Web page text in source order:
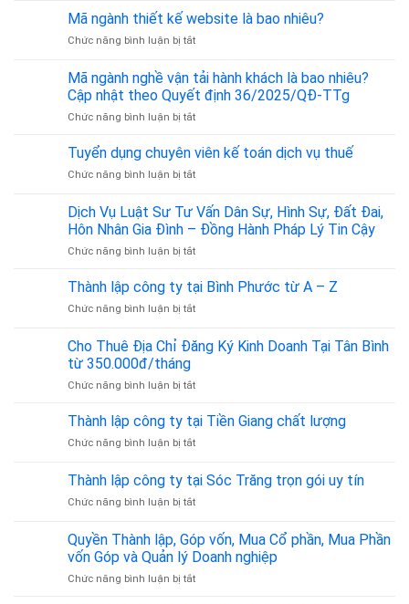
ngành
cho
thuê
trọ
là
bao
nhiêu?
Mã ngành thiết kế website là bao nhiêu?
Chức năng bình luận bị tắtở
ngành
thiết
kế
website
bao
Mã ngành nghề vận tải hành khách là bao nhiêu?
Cập nhật theo Quyết định 36/2025/QĐ-TTg
Chức năng bình luận bị tắtở
ngành
vận
hành
khách
bao
Cập
định
Tuyển dụng chuyên viên kế toán dịch vụ thuế
Chức năng bình luận bị tắtở
dụng
chuyên
viên
kế
dịch
vụ
thuế
Dịch Vụ Luật Sư Tư Vấn Dân Sự, Hình Sự, Đất Đai,
Hôn Nhân Gia Đình – Đồng Hành Pháp Lý Tin Cậy
Chức năng bình luận bị tắtở
Vụ
Luật
Sư
Vấn
Hình
Đất
Gia
Đình
Hành
Pháp
Lý
Thành lập công ty tại Bình Phước từ A – Z
Chức năng bình luận bị tắtở
lập
công
tại
Phước
từ
A
Z
Cho Thuê Địa Chỉ Đăng Ký Kinh Doanh Tại Tân Bình
từ 350.000đ/tháng
Chức năng bình luận bị tắtở
Thuê
Địa
Chỉ
Ký
Doanh
Tân
Bình
350.000đ/tháng
Thành lập công ty tại Tiền Giang chất lượng
Chức năng bình luận bị tắtở
lập
công
ty
Tiền
Giang
chất
lượng
Thành lập công ty tại Sóc Trăng trọn gói uy tín
Chức năng bình luận bị tắtở
lập
công
ty
tại
Quyền Thành lập, Góp vốn, Mua Cổ phần, Mua Phần
vốn Góp và Quản lý Doanh nghiệp
Chức năng bình luận bị tắtở